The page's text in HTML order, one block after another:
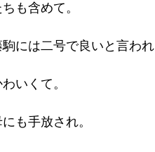
も含めて。
には二号で良いと言われ
いくて。
も手放され。